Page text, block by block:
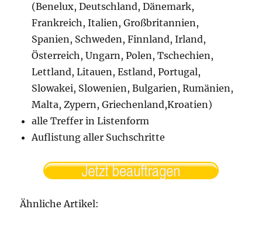
(Benelux, Deutschland, Dänemark,
Frankreich, Italien, Großbritannien,
Spanien, Schweden, Finnland, Irland,
Österreich, Ungarn, Polen, Tschechien,
Lettland, Litauen, Estland, Portugal,
Slowakei, Slowenien, Bulgarien, Rumänien,
Malta, Zypern, Griechenland,Kroatien)
alle Treffer in Listenform
Auflistung aller Suchschritte
Ähnliche Artikel: